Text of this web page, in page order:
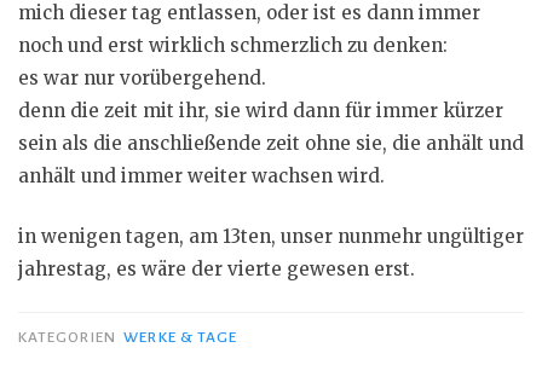
mich dieser tag entlassen, oder ist es dann immer
noch und erst wirklich schmerzlich zu denken:
es war nur vorübergehend.
denn die zeit mit ihr, sie wird dann für immer kürzer
sein als die anschließende zeit ohne sie, die anhält und
anhält und immer weiter wachsen wird.
in wenigen tagen, am 13ten, unser nunmehr ungültiger
jahrestag, es wäre der vierte gewesen erst.
KATEGORIEN WERKE & TAGE